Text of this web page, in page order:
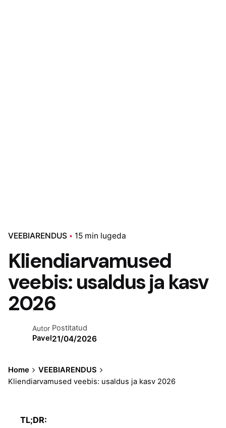
VEEBIARENDUS 15 min lugeda
Kliendiarvamused
veebis: usaldus ja kasv
2026
Autor
Pavel
Postitatud
21/04/2026
Home
VEEBIARENDUS
Kliendiarvamused veebis: usaldus ja kasv 2026
TL;DR: